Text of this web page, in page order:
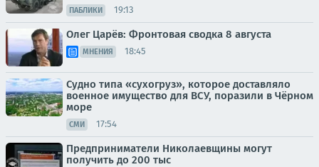
ПАБЛИКИ 19:13
Олег Царёв: Фронтовая сводка 8 августа
МНЕНИЯ 18:45
Судно типа «сухогруз», которое доставляло
военное имущество для ВСУ, поразили в Чёрном
море
СМИ 17:54
Предприниматели Николаевщины могут
получить до 200 тыс